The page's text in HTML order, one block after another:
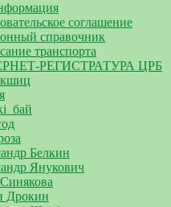
соглашение
справочник
транспорта
РЕГИСТРАТУРА ЦРБ
Белкин
Янукович
Дрокин